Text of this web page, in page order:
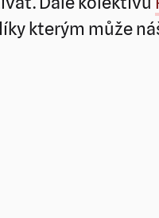
kterým může